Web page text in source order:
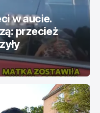
w aucie.
przecież